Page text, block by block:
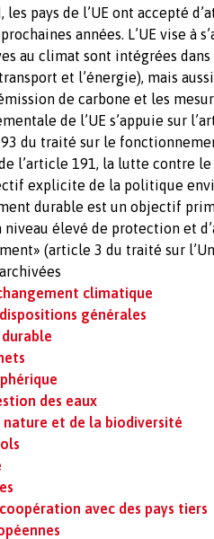
les pays de l’UE ont accepté
années. L’UE vise à
au climat sont intégrées dans
et l’énergie), mais
de carbone et les
de l’UE s’appuie sur
du traité sur le
l’article 191, la lutte contre
explicite de la politique
durable est un objectif
niveau élevé de protection et
(article 3 du traité sur
climatique
générales
des eaux
et de la biodiversité
avec des pays tiers